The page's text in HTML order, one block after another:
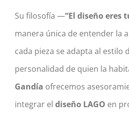
Su filosofía —“El diseño eres
manera única de entender la
cada pieza se adapta al estilo
personalidad de quien la
Gandía ofrecemos
integrar el diseño LAGO en